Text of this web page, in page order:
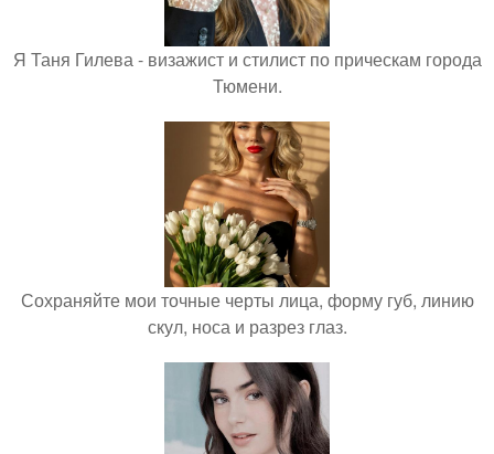
Я Таня Гилева - визажист и стилист по прическам города
Тюмени.
Сохраняйте мои точные черты лица, форму губ, линию
скул, носа и разрез глаз.